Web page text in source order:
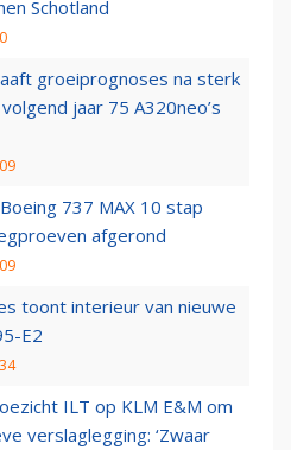
Schotland
groeiprognoses na sterk
jaar 75 A320neo’s
737 MAX 10 stap
afgerond
toont interieur van nieuwe
E2
ILT op KLM E&M om
verslaglegging: ‘Zwaar